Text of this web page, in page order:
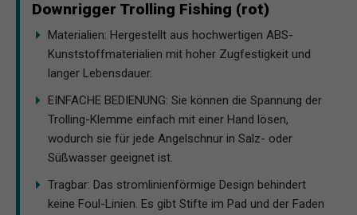
Downrigger Trolling Fishing (rot)
Materialien: Hergestellt aus hochwertigen ABS-
Kunststoffmaterialien mit hoher Zugfestigkeit und
langer Lebensdauer.
EINFACHE BEDIENUNG: Sie können die Spannung der
Trolling-Klemme einfach mit einer Hand lösen,
wodurch sie für jede Angelschnur in Salz- oder
Süßwasser geeignet ist.
Tragbar: Das stromlinienförmige Design behindert
keine Foul-Linien. Es gibt Stifte im Pad und der Faden